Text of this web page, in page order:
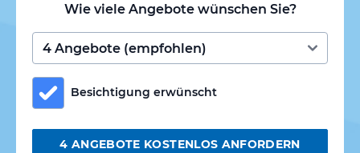
Wie viele Angebote wünschen Sie?
Besichtigung erwünscht
4 ANGEBOTE KOSTENLOS ANFORDERN